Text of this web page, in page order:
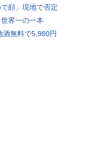
で顔」現地で否定
界一の一本
酒無料で5,980円